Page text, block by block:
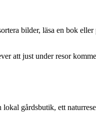
bilder, läsa en bok
att just under resor
gårdsbutik, ett